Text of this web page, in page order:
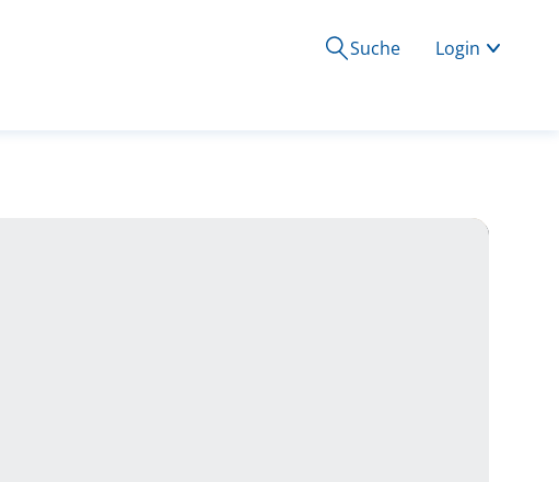
Suche
Login